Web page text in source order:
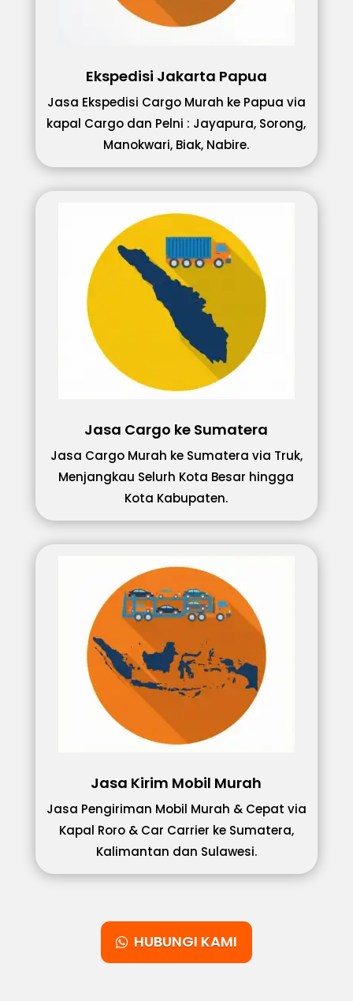
Ekspedisi Jakarta Papua
Jasa Ekspedisi Cargo Murah ke Papua via
kapal Cargo dan Pelni : Jayapura, Sorong,
Manokwari, Biak, Nabire.
Jasa Cargo ke Sumatera
Jasa Cargo Murah ke Sumatera via Truk,
Menjangkau Selurh Kota Besar hingga
Kota Kabupaten.
Jasa Kirim Mobil Murah
Jasa Pengiriman Mobil Murah & Cepat via
Kapal Roro & Car Carrier ke Sumatera,
Kalimantan dan Sulawesi.
HUBUNGI KAMI